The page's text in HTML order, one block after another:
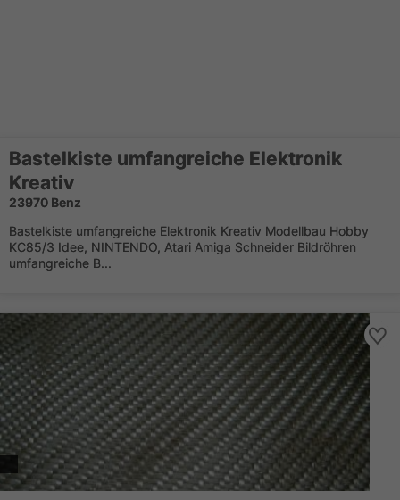
Bastelkiste umfangreiche Elektronik
Kreativ
23970 Benz
Bastelkiste umfangreiche Elektronik Kreativ Modellbau Hobby
KC85/3 Idee, NINTENDO, Atari Amiga Schneider Bildröhren
umfangreiche B...